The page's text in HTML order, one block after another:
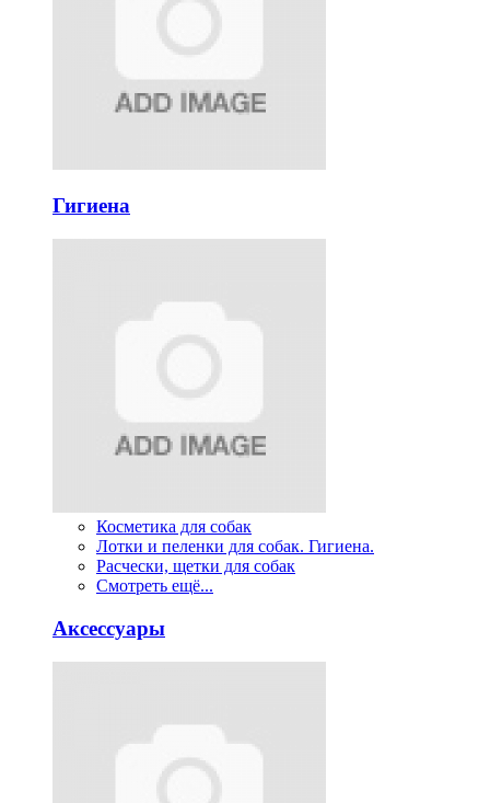
Гигиена
Косметика для собак
Лотки и пеленки для собак. Гигиена.
Расчески, щетки для собак
Смотреть ещё...
Аксессуары